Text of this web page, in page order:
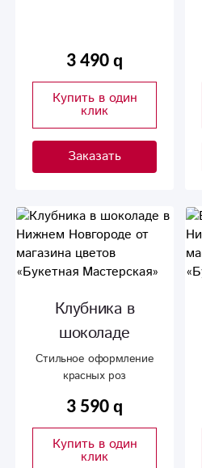
3 490
Купить в один
клик
Заказать
Клубника в
шоколаде
Стильное оформление
красных роз
3 590
Купить в один
клик